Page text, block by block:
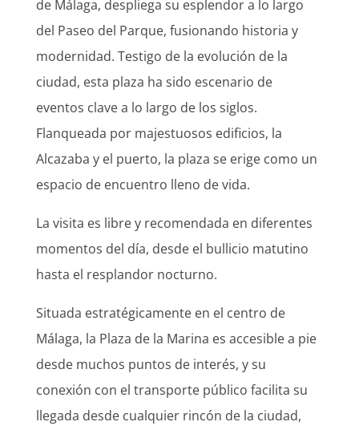
de Málaga, despliega su esplendor a lo largo
del Paseo del Parque, fusionando historia y
modernidad. Testigo de la evolución de la
ciudad, esta plaza ha sido escenario de
eventos clave a lo largo de los siglos.
Flanqueada por majestuosos edificios, la
Alcazaba y el puerto, la plaza se erige como un
espacio de encuentro lleno de vida.
La visita es libre y recomendada en diferentes
momentos del día, desde el bullicio matutino
hasta el resplandor nocturno.
Situada estratégicamente en el centro de
Málaga, la Plaza de la Marina es accesible a pie
desde muchos puntos de interés, y su
conexión con el transporte público facilita su
llegada desde cualquier rincón de la ciudad,